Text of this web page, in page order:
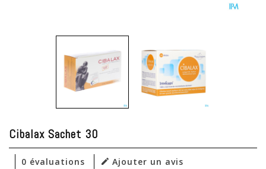
Cibalax Sachet 30
0 évaluations Ajouter un avis